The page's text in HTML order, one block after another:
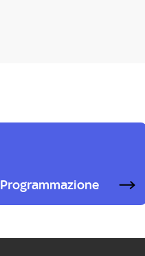
Programmazione